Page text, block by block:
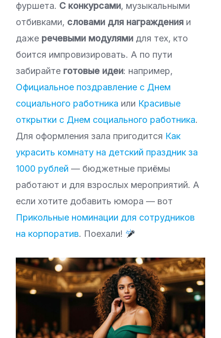
фуршета. С конкурсами, музыкальными
отбивками, словами для награждения и
даже речевыми модулями для тех, кто
боится импровизировать. А по пути
забирайте готовые идеи: например,
Официальное поздравление с Днем
социального работника или Красивые
открытки с Днем социального работника.
Для оформления зала пригодится Как
украсить комнату на детский праздник за
1000 рублей — бюджетные приёмы
работают и для взрослых мероприятий. А
если хотите добавить юмора — вот
Прикольные номинации для сотрудников
на корпоратив. Поехали!